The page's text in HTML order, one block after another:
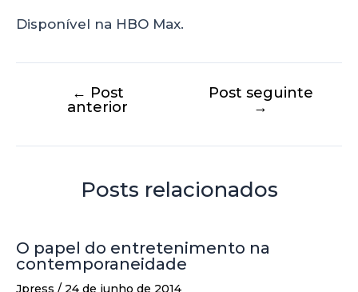
Disponível na HBO Max.
← Post
anterior
Post seguinte
→
Posts relacionados
O papel do entretenimento na
contemporaneidade
Jpress / 24 de junho de 2014